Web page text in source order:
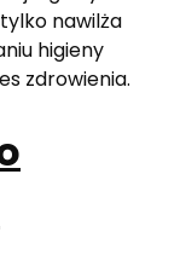
nawilża
higieny
zdrowienia.